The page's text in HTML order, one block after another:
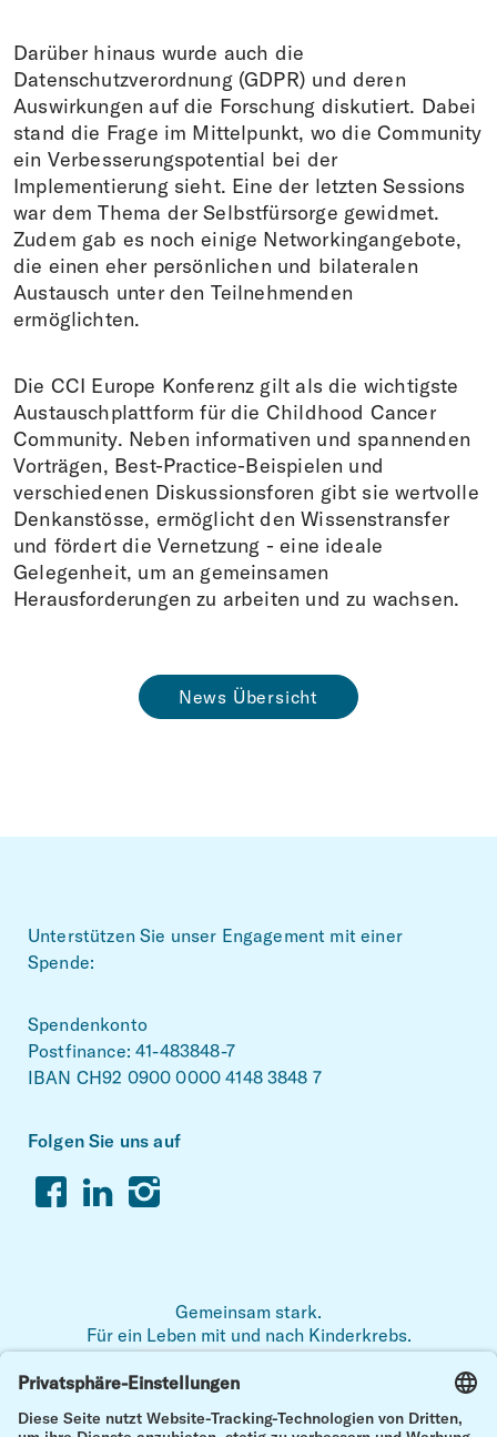
Darüber hinaus wurde auch die
Datenschutzverordnung (GDPR) und deren
Auswirkungen auf die Forschung diskutiert. Dabei
stand die Frage im Mittelpunkt, wo die Community
ein Verbesserungspotential bei der
Implementierung sieht. Eine der letzten Sessions
war dem Thema der Selbstfürsorge gewidmet.
Zudem gab es noch einige Networkingangebote,
die einen eher persönlichen und bilateralen
Austausch unter den Teilnehmenden
ermöglichten.
Die CCI Europe Konferenz gilt als die wichtigste
Austauschplattform für die Childhood Cancer
Community. Neben informativen und spannenden
Vorträgen, Best-Practice-Beispielen und
verschiedenen Diskussionsforen gibt sie wertvolle
Denkanstösse, ermöglicht den Wissenstransfer
und fördert die Vernetzung - eine ideale
Gelegenheit, um an gemeinsamen
Herausforderungen zu arbeiten und zu wachsen.
News Übersicht
Unterstützen Sie unser Engagement mit einer
Spende:
Spendenkonto
Postfinance: 41-483848-7
IBAN CH92 0900 0000 4148 3848 7
Folgen Sie uns auf
FacebookLinkedinInstagram
Gemeinsam stark.
Für ein Leben mit und nach Kinderkrebs.